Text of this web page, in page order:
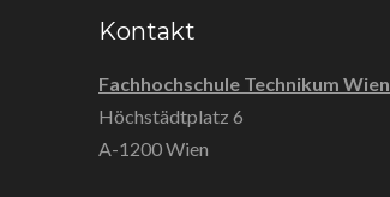
Kontakt
Fachhochschule Technikum Wien
Höchstädtplatz 6
A-1200 Wien